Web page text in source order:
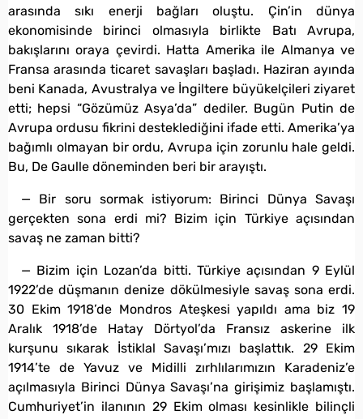
arasında sıkı enerji bağları oluştu. Çin’in dünya
ekonomisinde birinci olmasıyla birlikte Batı Avrupa,
bakışlarını oraya çevirdi. Hatta Amerika ile Almanya ve
Fransa arasında ticaret savaşları başladı. Haziran ayında
beni Kanada, Avustralya ve İngiltere büyükelçileri ziyaret
etti; hepsi “Gözümüz Asya’da” dediler. Bugün Putin de
Avrupa ordusu fikrini desteklediğini ifade etti. Amerika’ya
bağımlı olmayan bir ordu, Avrupa için zorunlu hale geldi.
Bu, De Gaulle döneminden beri bir arayıştı.
— Bir soru sormak istiyorum: Birinci Dünya Savaşı
gerçekten sona erdi mi? Bizim için Türkiye açısından
savaş ne zaman bitti?
— Bizim için Lozan’da bitti. Türkiye açısından 9 Eylül
1922’de düşmanın denize dökülmesiyle savaş sona erdi.
30 Ekim 1918’de Mondros Ateşkesi yapıldı ama biz 19
Aralık 1918’de Hatay Dörtyol’da Fransız askerine ilk
kurşunu sıkarak İstiklal Savaşı’mızı başlattık. 29 Ekim
1914’te de Yavuz ve Midilli zırhlılarımızın Karadeniz’e
açılmasıyla Birinci Dünya Savaşı’na girişimiz başlamıştı.
Cumhuriyet’in ilanının 29 Ekim olması kesinlikle bilinçli